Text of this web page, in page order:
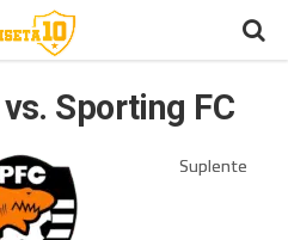
Sporting FC